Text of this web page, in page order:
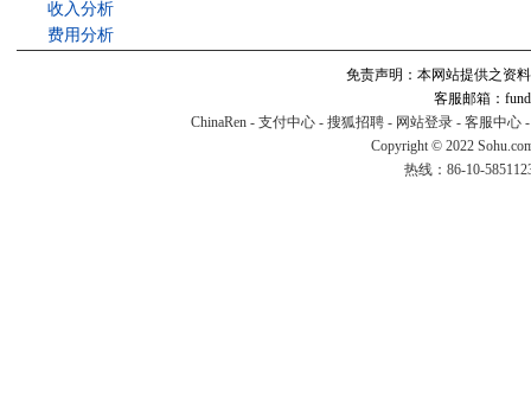
收入分析
费用分析
免责声明：本网站提供之资
客服邮箱：
ChinaRen - 支付中心 - 搜狐招聘 - 网站登录 - 客服中心
Copyright © 2022
热线：86-10-